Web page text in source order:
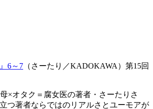
6～7 （さーたり／KADOKAWA）第15回
×オタク＝腐女医の著者・さーたりさ
つ著者ならではのリアルさとユーモアが